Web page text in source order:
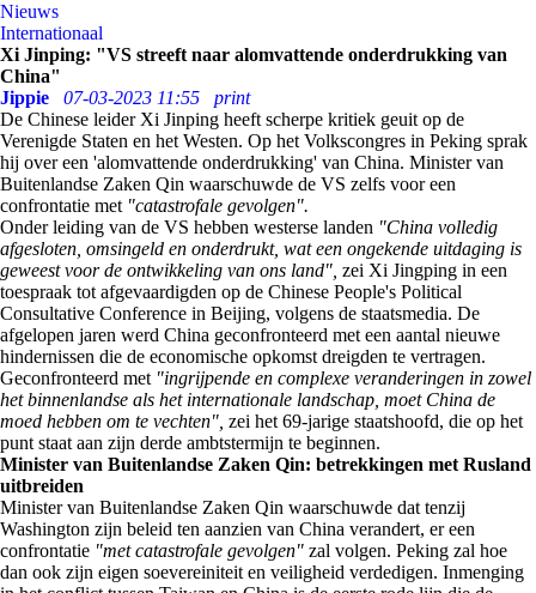
Nieuws
Internationaal
Xi Jinping: "VS streeft naar alomvattende onderdrukking van
China"
Jippie
07-03-2023 11:55
print
De Chinese leider Xi Jinping heeft scherpe kritiek geuit op de
Verenigde Staten en het Westen. Op het Volkscongres in Peking sprak
hij over een 'alomvattende onderdrukking' van China. Minister van
Buitenlandse Zaken Qin waarschuwde de VS zelfs voor een
confrontatie met "catastrofale gevolgen".
Onder leiding van de VS hebben westerse landen "China volledig
afgesloten, omsingeld en onderdrukt, wat een ongekende uitdaging is
geweest voor de ontwikkeling van ons land", zei Xi Jingping in een
toespraak tot afgevaardigden op de Chinese People's Political
Consultative Conference in Beijing, volgens de staatsmedia. De
afgelopen jaren werd China geconfronteerd met een aantal nieuwe
hindernissen die de economische opkomst dreigden te vertragen.
Geconfronteerd met "ingrijpende en complexe veranderingen in zowel
het binnenlandse als het internationale landschap, moet China de
moed hebben om te vechten", zei het 69-jarige staatshoofd, die op het
punt staat aan zijn derde ambtstermijn te beginnen.
Minister van Buitenlandse Zaken Qin: betrekkingen met Rusland
uitbreiden
Minister van Buitenlandse Zaken Qin waarschuwde dat tenzij
Washington zijn beleid ten aanzien van China verandert, er een
confrontatie "met catastrofale gevolgen" zal volgen. Peking zal hoe
dan ook zijn eigen soevereiniteit en veiligheid verdedigen. Inmenging